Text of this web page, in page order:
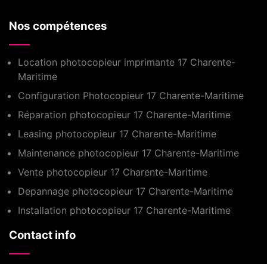
Nos compétences
Location photocopieur imprimante 17 Charente-
Maritime
Configuration Photocopieur 17 Charente-Maritime
Réparation photocopieur 17 Charente-Maritime
Leasing photocopieur 17 Charente-Maritime
Maintenance photocopieur 17 Charente-Maritime
Vente photocopieur 17 Charente-Maritime
Depannage photocopieur 17 Charente-Maritime
Installation photocopieur 17 Charente-Maritime
Contact info